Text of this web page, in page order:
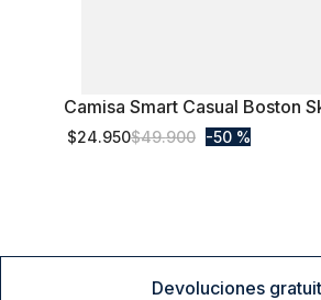
XXL
Camisa Smart Casual Boston
$24.950$49.900 50 %
Devoluciones